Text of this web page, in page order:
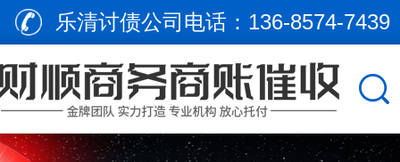
乐清讨债公司电话： 136-8574-7439